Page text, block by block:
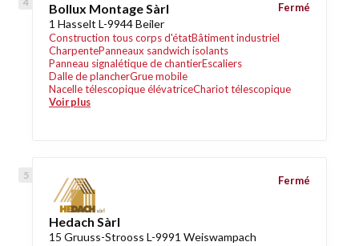
Bollux Montage Sàrl
1 Hasselt L-9944 Beiler
Construction tous corps d'étatBâtiment industriel
CharpentePanneaux sandwich isolants
Panneau signalétique de chantierEscaliers
Dalle de plancherGrue mobile
Nacelle télescopique élévatriceChariot télescopique
Voir plus
Fermé
Hedach Sàrl
15 Gruuss-Strooss L-9991 Weiswampach
Fermé